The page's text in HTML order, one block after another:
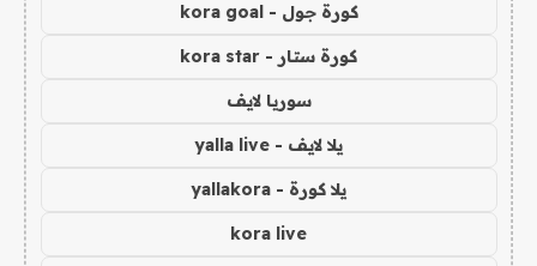
كورة جول - kora goal
كورة ستار - kora star
سوريا لايف
يلا لايف - yalla live
يلا كورة - yallakora
kora live